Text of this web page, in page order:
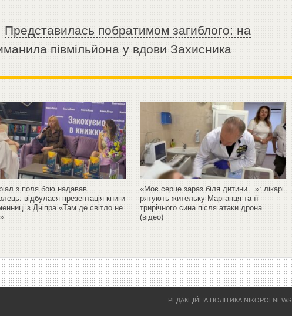
Представилась побратимом загиблого: на
півмільйона у вдови Захисника
з поля бою надавав
відбулася презентація книги
з Дніпра «Там де світло не
«Моє серце зараз біля дитини…»: лікарі
рятують жительку Марганця та її
трирічного сина після атаки дрона
(відео)
РЕДАКЦІЙНА ПОЛІТИКА NIKOPOLNEWS